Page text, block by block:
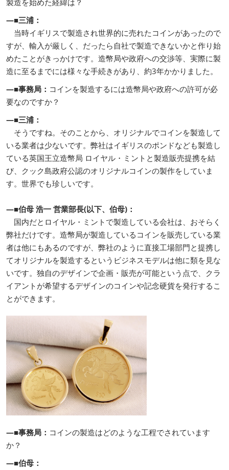
―■三浦：
当時イギリスで製造され世界的に売れたコインがあったので
すが、輸入が厳しく、だったら自社で製造できないかと作り始
めたことがきっかけです。造幣局や政府への交渉等、実際に製
造に至るまでには様々な手続きがあり、約3年かかりました。
―■事務局： コインを製造するには造幣局や政府への許可が必
要なのですか？
―■三浦：
そうですね。そのことから、オリジナルでコインを製造して
いる業者は少ないです。弊社はイギリスのポンドなども製造し
ている英国王立造幣局 ロイヤル・ミントと製造販売提携を結
び、クック島政府公認のオリジナルコインの製作をしていま
す。世界でも珍しいです。
―■伯母 浩一 営業部長(以下、伯母)：
国内だとロイヤル・ミントで製造している会社は、おそらく
弊社だけです。造幣局が製造しているコインを販売している業
者は他にもあるのですが、弊社のように直接工場部門と提携し
てオリジナルを製造するというビジネスモデルは他に類を見な
いです。独自のデザインで企画・販売が可能という点で、クラ
イアントが希望するデザインのコインや記念硬貨を発行するこ
とができます。
―■事務局： コインの製造はどのような工程でされています
か？
―■伯母：